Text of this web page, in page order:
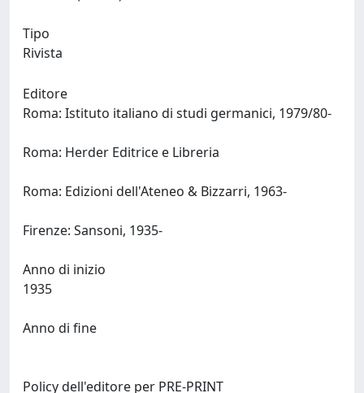
Tipo
Rivista
Editore
Roma: Istituto italiano di studi germanici, 1979/80-
Roma: Herder Editrice e Libreria
Roma: Edizioni dell'Ateneo & Bizzarri, 1963-
Anno di inizio
Anno di fine
Policy dell'editore per PRE-PRINT